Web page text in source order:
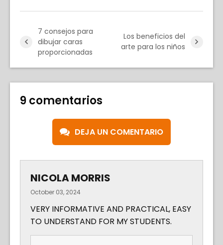
7 consejos para
dibujar caras
proporcionadas
Los beneficios del
arte para los niños
9 comentarios
DEJA UN COMENTARIO
NICOLA MORRIS
October 03, 2024
VERY INFORMATIVE AND PRACTICAL, EASY
TO UNDERSTAND FOR MY STUDENTS.